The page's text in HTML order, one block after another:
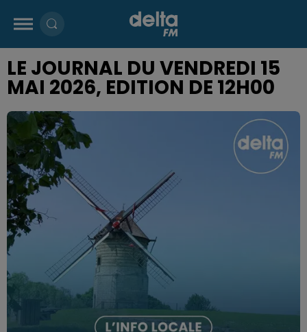
LE JOURNAL DU VENDREDI 15
MAI 2026, EDITION DE 12H00